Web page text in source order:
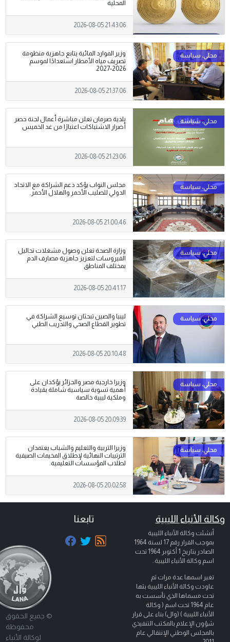
المحلية
2026-08-05 21:43:06
وزير الموارد المائية يتابع جاهزية منظومة
تصريف مياه الأمطار استعدادًا لموسم
2026-2027
2026-08-05 21:37:06
بلدية صرمان تعلن مباشرة أعمال لجنة حصر
أضرار الاشتباكات اعتبارًا من غد الخميس
2026-08-05 21:23:06
مجلس النواب يؤكد دعم الشراكة مع الاتحاد
الدولي للصليب الأحمر والهلال الأحمر.
2026-08-05 21:00:46
وزارة الصحة تعلن وصول مشغلات تحاليل
الفيروسات لتعزيز جاهزية مصارف الدم
بمختلف المناطق
2026-08-05 20:41:17
ليبيا والصين تبحثان توسيع الشراكة في
تطوير القطاع الصحي والتدريب الطبي
2026-08-05 20:10:48
وزيرا خارجية مصر والجزائر يؤكدان على
أهمية تسوية سياسية شاملة بقيادة
وملكية ليبية خالصة
2026-08-05 20:09:39
وزيرا التربية والتعليم والشباب يعتمدان
الترتيبات النهائية لإطلاق المخيمات الصيفية
لطلاب المؤسسات التعليمية.
2026-08-05 20:02:58
وكالة الأنباء الليبية
أنشئت وكالة الأنباء الليبية
بموجب القرار رقم 17 لسنة 1964
الصادر بتاريخ 1 أكتوبر 1964
تحت
اسم وكالة الأنباء الليبية .
تغير اسمها عدة مرات ثم
عاودت وكالة الأنباء الليبية بثها
تحت مسماها الذي تأسست به
عام 1964 تحت اسم ( وكالة
الأنباء الليبية ) (وال) بناء على قرار
شؤون الإعلام بالمكتب التنفيذي
بالمجلس الوطني الإنتقالي عام
تابعنا
© جميع الحقوق
محفوظة
لوكالة الأنباء